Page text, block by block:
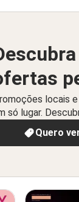
locais
só lugar.
Quero